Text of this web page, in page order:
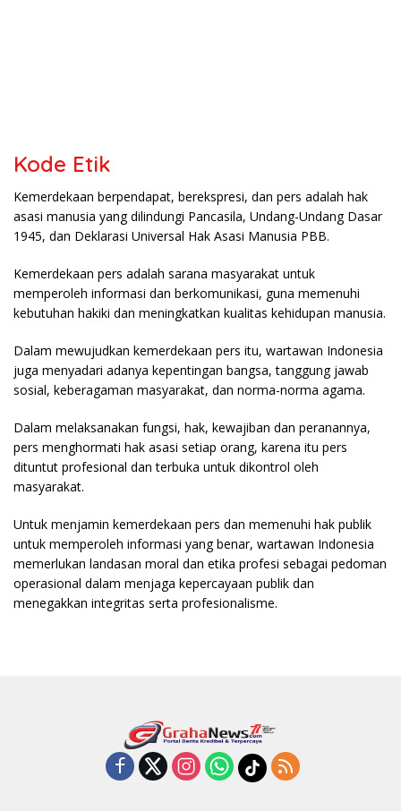
Kode Etik
Kemerdekaan berpendapat, berekspresi, dan pers adalah hak
asasi manusia yang dilindungi Pancasila, Undang-Undang Dasar
1945, dan Deklarasi Universal Hak Asasi Manusia PBB.
Kemerdekaan pers adalah sarana masyarakat untuk
memperoleh informasi dan berkomunikasi, guna memenuhi
kebutuhan hakiki dan meningkatkan kualitas kehidupan manusia.
Dalam mewujudkan kemerdekaan pers itu, wartawan Indonesia
juga menyadari adanya kepentingan bangsa, tanggung jawab
sosial, keberagaman masyarakat, dan norma-norma agama.
Dalam melaksanakan fungsi, hak, kewajiban dan peranannya,
pers menghormati hak asasi setiap orang, karena itu pers
dituntut profesional dan terbuka untuk dikontrol oleh
masyarakat.
Untuk menjamin kemerdekaan pers dan memenuhi hak publik
untuk memperoleh informasi yang benar, wartawan Indonesia
memerlukan landasan moral dan etika profesi sebagai pedoman
operasional dalam menjaga kepercayaan publik dan
menegakkan integritas serta profesionalisme.